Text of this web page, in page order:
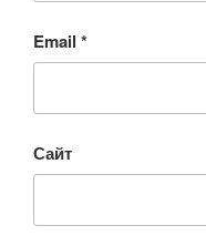
Email *
Сайт